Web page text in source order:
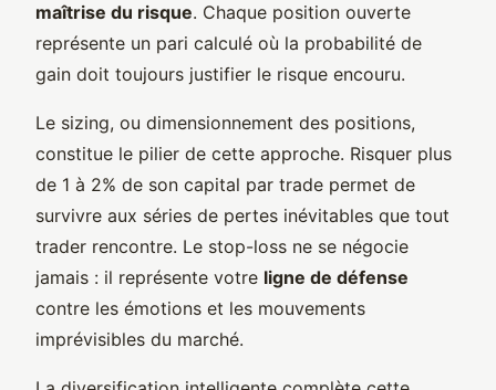
maîtrise du risque. Chaque position ouverte
représente un pari calculé où la probabilité de
gain doit toujours justifier le risque encouru.
Le sizing, ou dimensionnement des positions,
constitue le pilier de cette approche. Risquer plus
de 1 à 2% de son capital par trade permet de
survivre aux séries de pertes inévitables que tout
trader rencontre. Le stop-loss ne se négocie
jamais : il représente votre ligne de défense
contre les émotions et les mouvements
imprévisibles du marché.